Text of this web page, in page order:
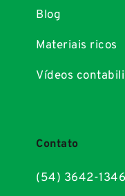
Blog
Materiais ricos
Vídeos
Contato
(54) 3642-1346